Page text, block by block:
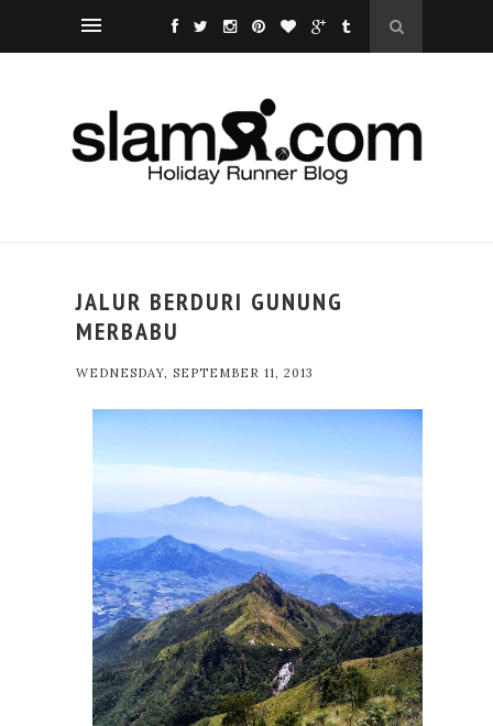
JALUR BERDURI GUNUNG
MERBABU
WEDNESDAY, SEPTEMBER 11, 2013